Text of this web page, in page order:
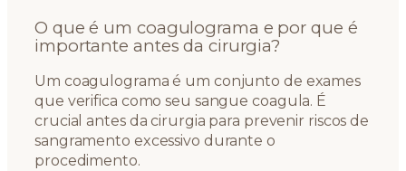
O que é um coagulograma e por que é
importante antes da cirurgia?
Um coagulograma é um conjunto de exames
que verifica como seu sangue coagula. É
crucial antes da cirurgia para prevenir riscos de
sangramento excessivo durante o
procedimento.